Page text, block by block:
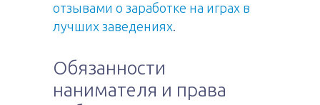
отзывами о заработке на играх в
лучших заведениях.
Обязанности
нанимателя и права